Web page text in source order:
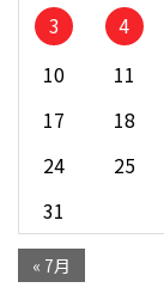
3
4
10
11
17
18
24
25
31
« 7月